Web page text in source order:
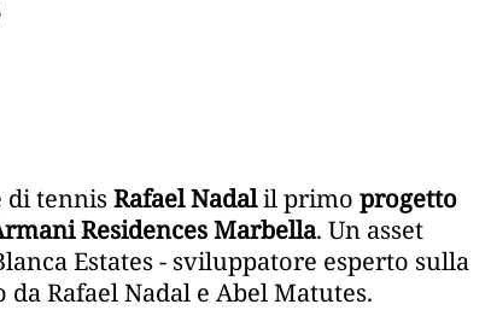
di tennis Rafael Nadalil primo progetto
Residences Marbella. Un asset
Estates - sviluppatore esperto sulla
Rafael Nadal e Abel Matutes.